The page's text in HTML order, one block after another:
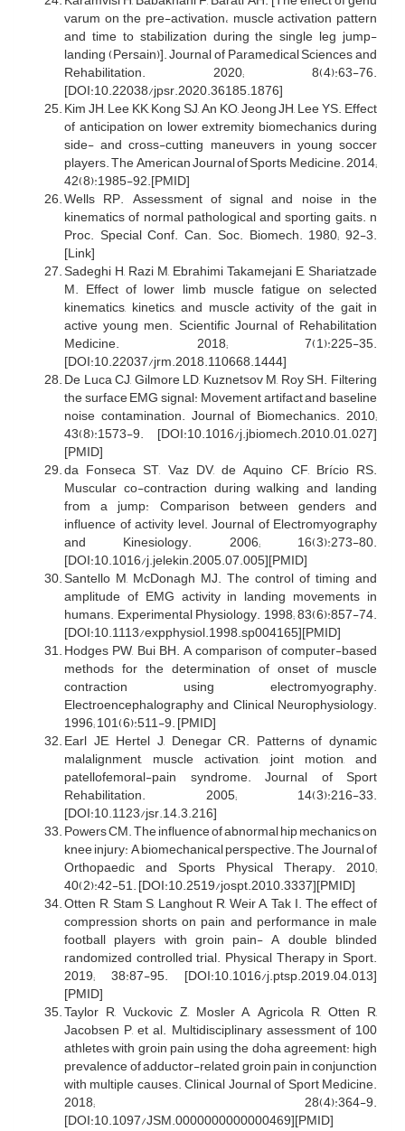
varum on the pre-activation، muscle activation pattern
and time to stabilization during the single leg jump-
landing (Persain)]. Journal of Paramedical Sciences and
Rehabilitation. 2020; 8(4):63-76.
[DOI:10.22038/jpsr.2020.36185.1876]
Kim JH, Lee KK, Kong SJ, An KO, Jeong JH, Lee YS. Effect
of anticipation on lower extremity biomechanics during
side- and cross-cutting maneuvers in young soccer
players. The American Journal of Sports Medicine. 2014;
42(8):1985-92.[PMID]
Wells RP. Assessment of signal and noise in the
kinematics of normal pathological and sporting gaits. n
Proc. Special Conf. Can. Soc. Biomech. 1980; 92-3.
[Link]
Sadeghi H, Razi M, Ebrahimi Takamejani E, Shariatzade
M. Effect of lower limb muscle fatigue on selected
kinematics, kinetics, and muscle activity of the gait in
active young men. Scientific Journal of Rehabilitation
Medicine. 2018; 7(1):225-35.
[DOI:10.22037/jrm.2018.110668.1444]
De Luca CJ, Gilmore LD, Kuznetsov M, Roy SH. Filtering
the surface EMG signal: Movement artifact and baseline
noise contamination. Journal of Biomechanics. 2010;
43(8):1573-9. [DOI:10.1016/j.jbiomech.2010.01.027]
[PMID]
da Fonseca ST, Vaz DV, de Aquino CF, Brício RS.
Muscular co-contraction during walking and landing
from a jump: Comparison between genders and
influence of activity level. Journal of Electromyography
and Kinesiology. 2006; 16(3):273-80.
[DOI:10.1016/j.jelekin.2005.07.005][PMID]
Santello M, McDonagh MJ. The control of timing and
amplitude of EMG activity in landing movements in
humans. Experimental Physiology. 1998; 83(6):857-74.
[DOI:10.1113/expphysiol.1998.sp004165][PMID]
Hodges PW, Bui BH. A comparison of computer-based
methods for the determination of onset of muscle
contraction using electromyography.
Electroencephalography and Clinical Neurophysiology.
1996; 101(6):511-9. [PMID]
Earl JE, Hertel J, Denegar CR. Patterns of dynamic
malalignment, muscle activation, joint motion, and
patellofemoral-pain syndrome. Journal of Sport
Rehabilitation. 2005; 14(3):216-33.
[DOI:10.1123/jsr.14.3.216]
Powers CM. The influence of abnormal hip mechanics on
knee injury: A biomechanical perspective. The Journal of
Orthopaedic and Sports Physical Therapy. 2010;
40(2):42-51. [DOI:10.2519/jospt.2010.3337][PMID]
Otten R, Stam S, Langhout R, Weir A, Tak I. The effect of
compression shorts on pain and performance in male
football players with groin pain- A double blinded
randomized controlled trial. Physical Therapy in Sport.
2019; 38:87-95. [DOI:10.1016/j.ptsp.2019.04.013]
[PMID]
Taylor R, Vuckovic Z, Mosler A, Agricola R, Otten R,
Jacobsen P, et al. Multidisciplinary assessment of 100
athletes with groin pain using the doha agreement: high
prevalence of adductor-related groin pain in conjunction
with multiple causes. Clinical Journal of Sport Medicine.
2018; 28(4):364-9.
[DOI:10.1097/JSM.0000000000000469][PMID]